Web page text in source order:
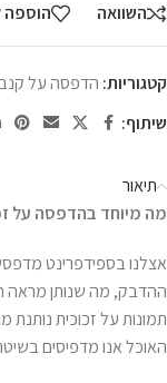
השוואה
קטגוריות: הדפסה על
שיתוף:
תיאור
מה מיוחד בהדפסה על
אצלנו בספידפרינט
ההדבק, מה שנותן מראה
תמונות על זכוכית נותנת
האוכל אנו מדפיסים